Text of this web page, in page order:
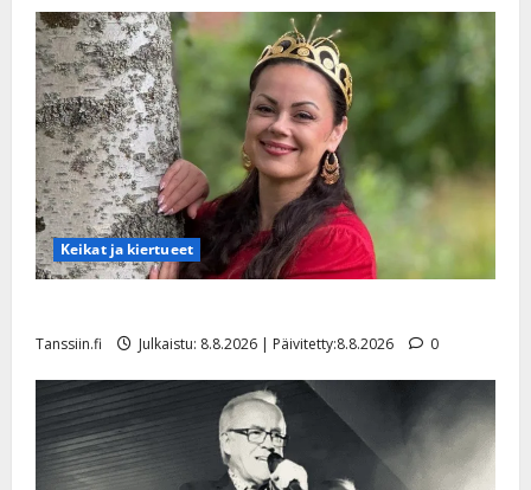
Keikat ja kiertueet
Tanssiin.fi Julkaistu: 8.8.2026 | Päivitetty:8.8.2026 0